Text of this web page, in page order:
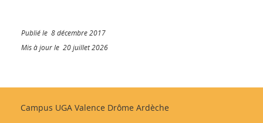
Publié le 8 décembre 2017
Mis à jour le 20 juillet 2026
Campus UGA Valence Drôme Ardèche